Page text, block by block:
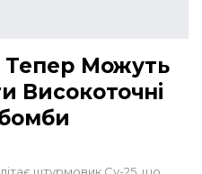
Тепер Можуть
Високоточні